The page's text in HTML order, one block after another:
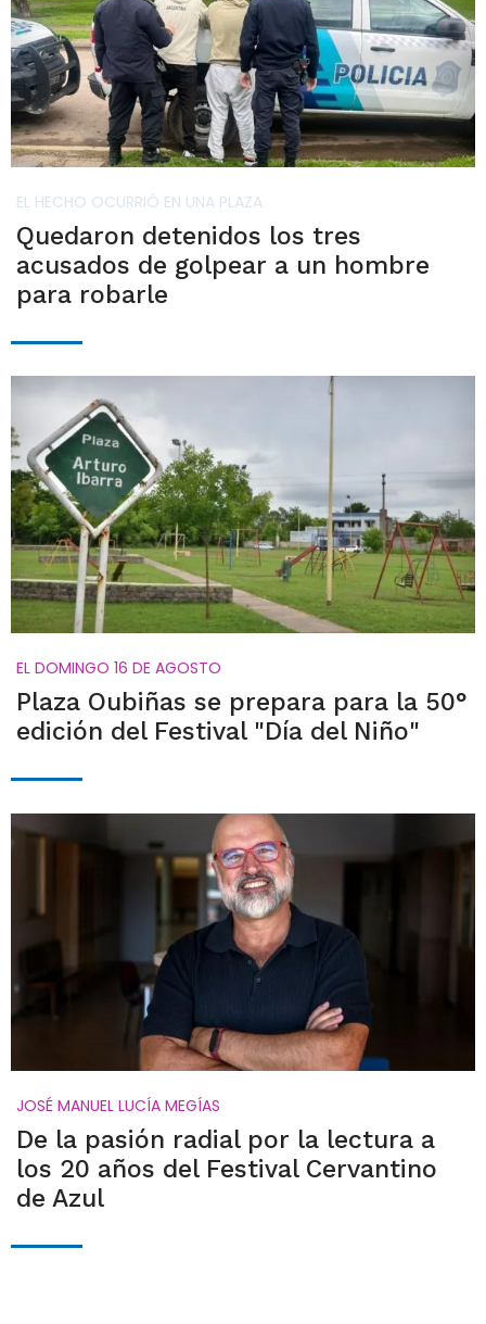
EL HECHO OCURRIÓ EN UNA PLAZA
Quedaron detenidos los tres
acusados de golpear a un hombre
para robarle
EL DOMINGO 16 DE AGOSTO
Plaza Oubiñas se prepara para la 50°
edición del Festival "Día del Niño"
JOSÉ MANUEL LUCÍA MEGÍAS
De la pasión radial por la lectura a
los 20 años del Festival Cervantino
de Azul